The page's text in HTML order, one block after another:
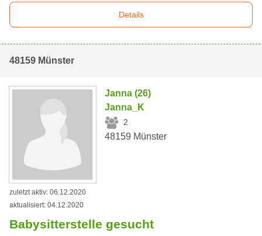
Details
48159 Münster
Janna (26)
Janna_K
2
48159 Münster
zuletzt aktiv: 06.12.2020
aktualisiert: 04.12.2020
Babysitterstelle gesucht